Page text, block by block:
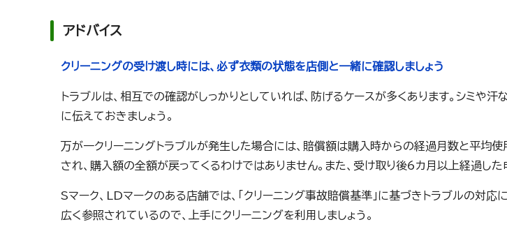
アドバイス
クリーニングの受け渡し時には、必ず衣類の状態を店側と一緒に確認しましょう
トラブルは、相互での確認がしっかりとしていれば、防げるケースが多くあります。シミや
に伝えておきましょう。
万が一クリーニングトラブルが発生した場合には、賠償額は購入時からの経過月数と平均
され、購入額の全額が戻ってくるわけではありません。また、受け取り後6カ月以上経過し
Sマーク、LDマークのある店舗では、「クリーニング事故賠償基準」に基づきトラブルの対応
広く参照されているので、上手にクリーニングを利用しましょう。